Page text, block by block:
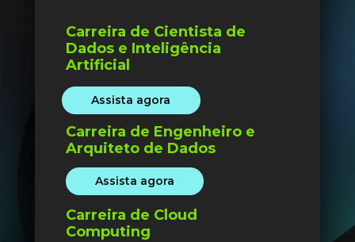
Assista agora
Carreira de Cientista de
Dados e Inteligência
Artificial
Carreira de Engenheiro e
Arquiteto de Dados
Carreira de Cloud
Computing
Assista agora